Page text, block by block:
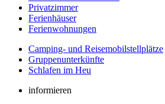
Privatzimmer
Ferienhäuser
Ferienwohnungen
Camping- und Reisemobilstellplätze
Gruppenunterkünfte
Schlafen im Heu
informieren